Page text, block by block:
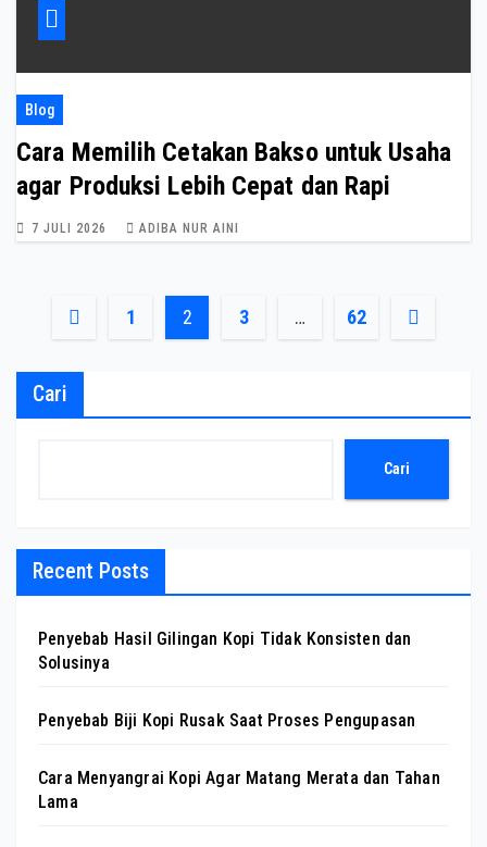
Blog
Cara Memilih Cetakan Bakso untuk Usaha
agar Produksi Lebih Cepat dan Rapi
7 JULI 2026 ADIBA NUR AINI
Paginasi
pos
1 2 3 … 62
Cari
Cari
Recent Posts
Penyebab Hasil Gilingan Kopi Tidak Konsisten dan
Solusinya
Penyebab Biji Kopi Rusak Saat Proses Pengupasan
Cara Menyangrai Kopi Agar Matang Merata dan Tahan
Lama